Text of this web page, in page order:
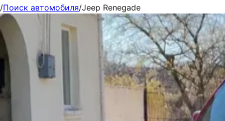
/Поиск автомобиля/Jeep Renegade